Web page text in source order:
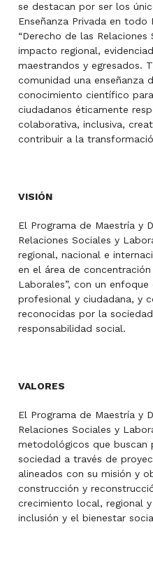
se destacan por ser los
Enseñanza Privada en
“Derecho de las
impacto regional,
maestrandos y egresados.
comunidad una enseñanza
conocimiento científico
ciudadanos éticamente
colaborativa, inclusiva,
contribuir a la
VISIÓN
El Programa de Maestría y
Relaciones Sociales y
regional, nacional e
en el área de
Laborales”, con un
profesional y ciudadana, y
reconocidas por la
responsabilidad social.
VALORES
El Programa de Maestría y
Relaciones Sociales y
metodológicos que buscan
sociedad a través de
alineados con su misión y
construcción y
crecimiento local, regional
inclusión y el bienestar